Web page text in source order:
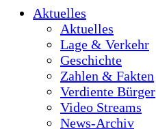
Aktuelles
Aktuelles
Lage & Verkehr
Geschichte
Zahlen & Fakten
Verdiente Bürger
Video Streams
News-Archiv